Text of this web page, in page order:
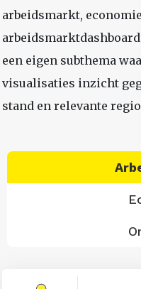
arbeidsmarkt,
een eigen subthema
visualisaties inzicht
stand en relevante